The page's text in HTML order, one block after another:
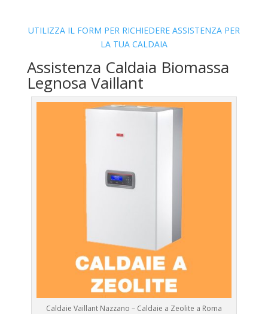
UTILIZZA IL FORM PER RICHIEDERE ASSISTENZA PER
LA TUA CALDAIA
Assistenza Caldaia Biomassa
Legnosa Vaillant
Caldaie Vaillant Nazzano – Caldaie a Zeolite a Roma